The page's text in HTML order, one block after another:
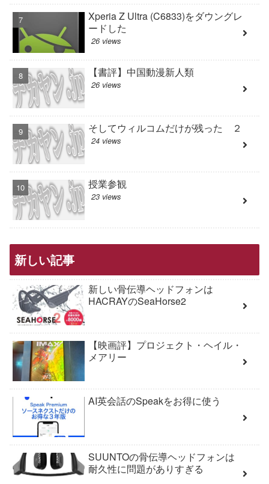
Xperia Z Ultra (C6833)をダウングレ
ードした
26 views
【書評】中国動漫新人類
26 views
そしてウィルコムだけが残った ２
24 views
授業参観
23 views
新しい記事
新しい骨伝導ヘッドフォンは
HACRAYのSeaHorse2
【映画評】プロジェクト・ヘイル・
メアリー
AI英会話のSpeakをお得に使う
SUUNTOの骨伝導ヘッドフォンは
耐久性に問題がありすぎる